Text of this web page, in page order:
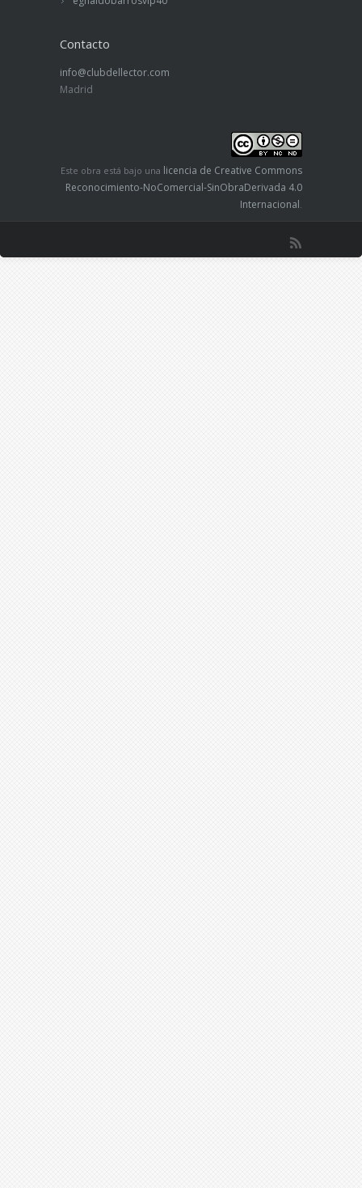
Contacto
info@clubdellector.com
Madrid
Este obra está bajo una licencia de Creative Commons
Reconocimiento-NoComercial-SinObraDerivada 4.0
Internacional